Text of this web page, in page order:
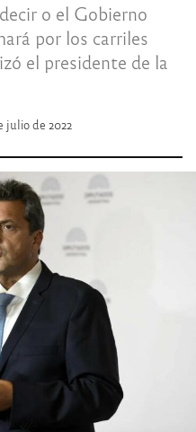
o el Gobierno
por los carriles
el presidente de la
julio de 2022